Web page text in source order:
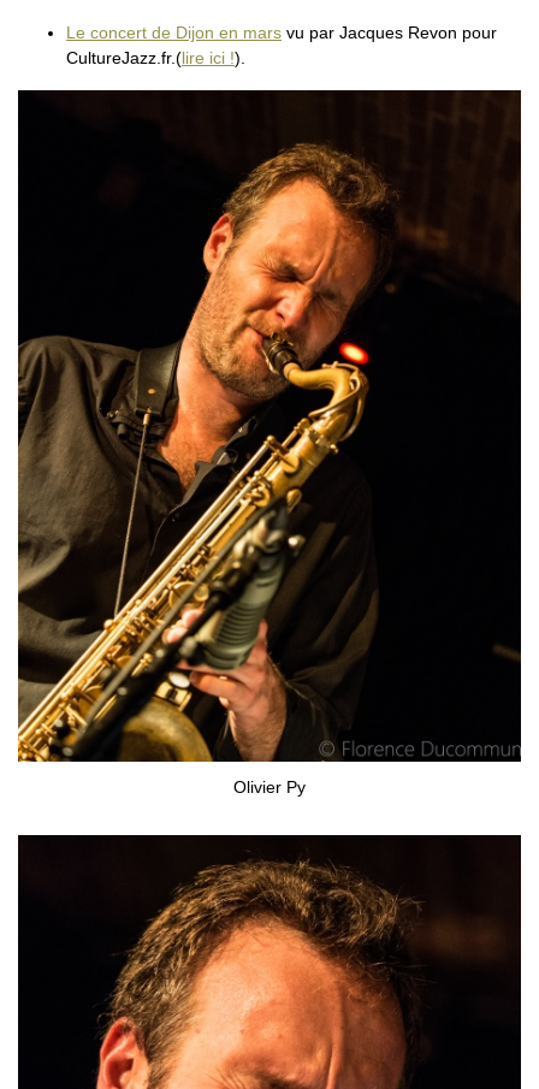
Le concert de Dijon en mars vu par Jacques Revon pour
CultureJazz.fr.(lire ici !).
Olivier Py